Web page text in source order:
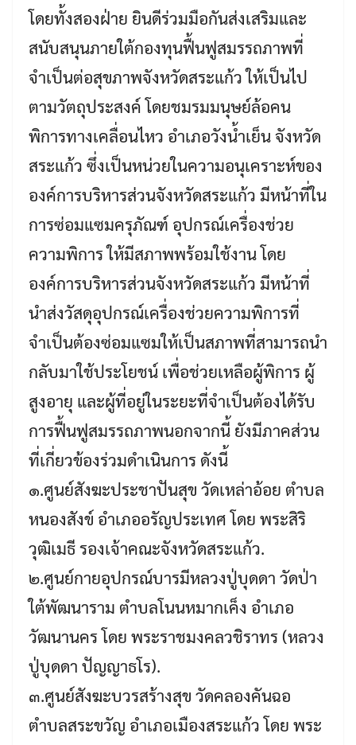
โดยทั้งสองฝ่าย ยินดีร่วมมือกันส่งเสริมและ
สนับสนุนภายใต้กองทุนฟื้นฟูสมรรถภาพที่
จำเป็นต่อสุขภาพจังหวัดสระแก้ว ให้เป็นไป
ตามวัตถุประสงค์ โดยชมรมมนุษย์ล้อคน
พิการทางเคลื่อนไหว อำเภอวังน้ำเย็น จังหวัด
สระแก้ว ซึ่งเป็นหน่วยในความอนุเคราะห์ของ
องค์การบริหารส่วนจังหวัดสระแก้ว มีหน้าที่ใน
การซ่อมแซมครุภัณฑ์ อุปกรณ์เครื่องช่วย
ความพิการ ให้มีสภาพพร้อมใช้งาน โดย
องค์การบริหารส่วนจังหวัดสระแก้ว มีหน้าที่
นำส่งวัสดุอุปกรณ์เครื่องช่วยความพิการที่
จำเป็นต้องซ่อมแซมให้เป็นสภาพที่สามารถนำ
กลับมาใช้ประโยชน์ เพื่อช่วยเหลือผู้พิการ ผู้
สูงอายุ และผู้ที่อยู่ในระยะที่จำเป็นต้องได้รับ
การฟื้นฟูสมรรถภาพนอกจากนี้ ยังมีภาคส่วน
ที่เกี่ยวข้องร่วมดำเนินการ ดังนี้
๑.ศูนย์สังฆะประชาปันสุข วัดเหล่าอ้อย ตำบล
หนองสังข์ อำเภออรัญประเทศ โดย พระสิริ
วุฒิเมธี รองเจ้าคณะจังหวัดสระแก้ว.
๒.ศูนย์กายอุปกรณ์บารมีหลวงปู่บุดดา วัดป่า
ใต้พัฒนาราม ตำบลโนนหมากเค็ง อำเภอ
วัฒนานคร โดย พระราชมงคลวชิราทร (หลวง
ปู่บุดดา ปัญญาธโร).
๓.ศูนย์สังฆะบวรสร้างสุข วัดคลองคันฉอ
ตำบลสระขวัญ อำเภอเมืองสระแก้ว โดย พระ